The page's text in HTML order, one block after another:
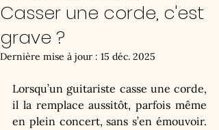
Casser une corde, c'est
grave ?
Dernière mise à jour : 15 déc. 2025
Lorsqu’un guitariste casse une corde,
il la remplace aussitôt, parfois même
en plein concert, sans s’en émouvoir.